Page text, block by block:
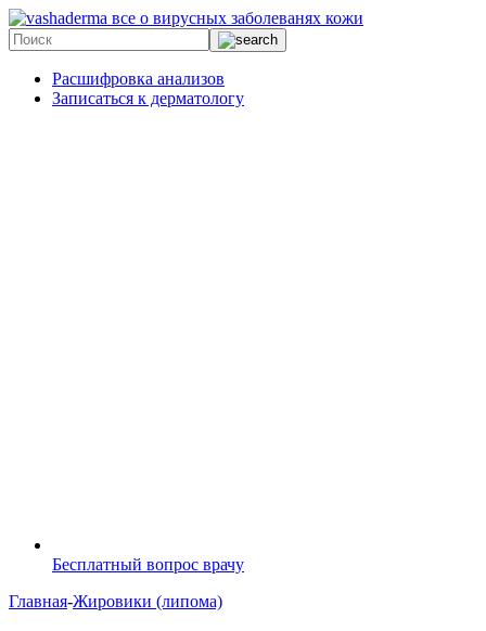
все о вирусных заболеванях кожи
Расшифровка анализов
Записаться к дерматологу
Бесплатный вопрос врачу
Главная-Жировики (липома)